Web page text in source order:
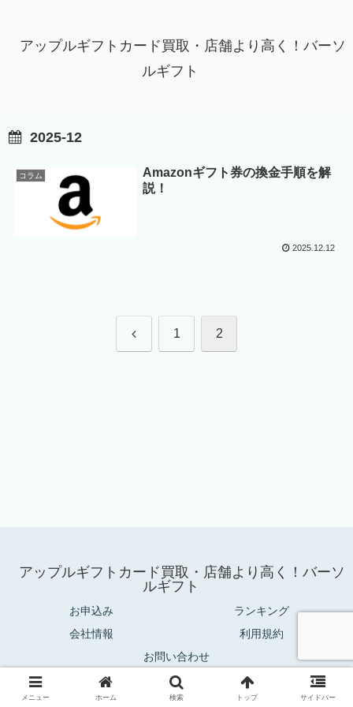
アップルギフトカード買取・店舗より高く！バーソ
ルギフト
2025-12
コラム
Amazonギフト券の換金手順を解
説！
2025.12.12
前 1 2
アップルギフトカード買取・店舗より高く！バーソ
ルギフト
お申込み
ランキング
会社情報
利用規約
お問い合わせ
© 2025 アップルギフトカード買取・店舗より高く！バーソルギフト.
メニュー ホーム 検索 トップ サイドバー